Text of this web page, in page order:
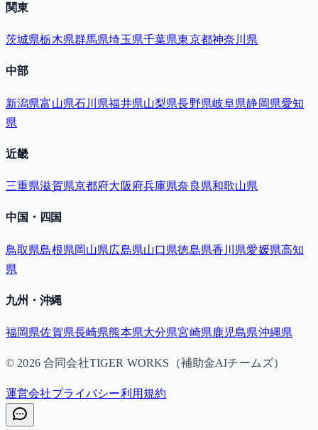
関東
茨城県栃木県群馬県埼玉県千葉県東京都神奈川県
中部
新潟県富山県石川県福井県山梨県長野県岐阜県静岡県愛知
県
近畿
三重県滋賀県京都府大阪府兵庫県奈良県和歌山県
中国・四国
鳥取県島根県岡山県広島県山口県徳島県香川県愛媛県高知
県
九州・沖縄
福岡県佐賀県長崎県熊本県大分県宮崎県鹿児島県沖縄県
© 2026合同会社TIGER WORKS（補助金AIチームズ）
運営会社プライバシー利用規約